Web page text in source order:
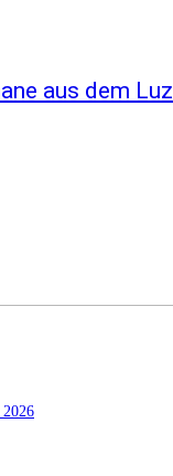
aus dem